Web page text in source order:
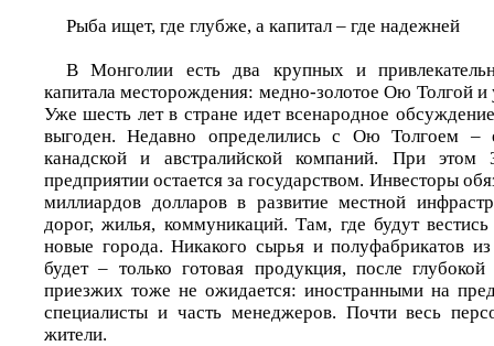
Рыба ищет, где глубже, а капитал – где надежней
В Монголии есть два крупных и
капитала месторождения: медно-золотое Ою Толгой и
Уже шесть лет в стране идет всенародное
выгоден. Недавно определились с Ою Толгоем –
канадской и австралийской компаний. При этом
предприятии остается за государством. Инвесторы
миллиардов долларов в развитие местной
дорог, жилья, коммуникаций. Там, где будут вестись
новые города. Никакого сырья и полуфабрикатов
будет – только готовая продукция, после
приезжих тоже не ожидается: иностранными на
специалисты и часть менеджеров. Почти весь
жители.